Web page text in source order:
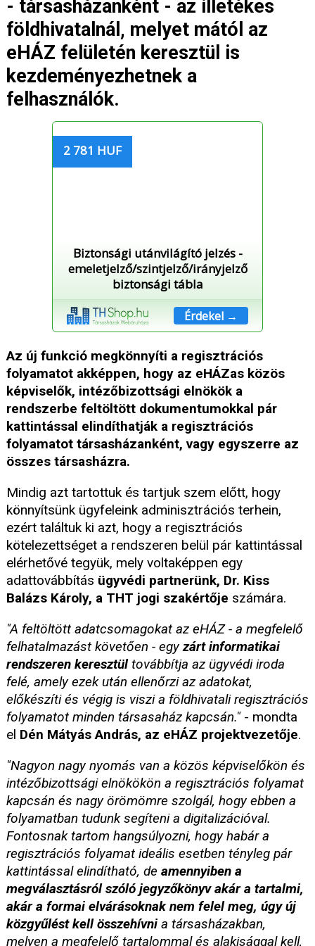
- társasházanként - az illetékes
földhivatalnál, melyet mától az
eHÁZ felületén keresztül is
kezdeményezhetnek a
felhasználók.
2 781 HUF
Biztonsági utánvilágító jelzés -
emeletjelző/szintjelző/irányjelző
biztonsági tábla
Érdekel →
Az új funkció megkönnyíti a regisztrációs
folyamatot akképpen, hogy az eHÁZas közös
képviselők, intézőbizottsági elnökök a
rendszerbe feltöltött dokumentumokkal pár
kattintással elindíthatják a regisztrációs
folyamatot társasházanként, vagy egyszerre az
összes társasházra.
Mindig azt tartottuk és tartjuk szem előtt, hogy
könnyítsünk ügyfeleink adminisztrációs terhein,
ezért találtuk ki azt, hogy a regisztrációs
kötelezettséget a rendszeren belül pár kattintással
elérhetővé tegyük, mely voltaképpen egy
adattovábbítás ügyvédi partnerünk, Dr. Kiss
Balázs Károly, a THT jogi szakértője számára.
"A feltöltött adatcsomagokat az eHÁZ - a megfelelő
felhatalmazást követően - egyzárt informatikai
rendszeren keresztültovábbítja az ügyvédi iroda
felé, amely ezek után ellenőrzi az adatokat,
előkészíti és végig is viszi a földhivatali regisztrációs
folyamatot minden társasaház kapcsán."- mondta
el Dén Mátyás András, az eHÁZ projektvezetője.
"Nagyon nagy nyomás van a közös képviselőkön és
intézőbizottsági elnökökön a regisztrációs folyamat
kapcsán és nagy örömömre szolgál, hogy ebben a
folyamatban tudunk segíteni a digitalizációval.
Fontosnak tartom hangsúlyozni, hogy habár a
regisztrációs folyamat ideális esetben tényleg pár
kattintással elindítható, de amennyiben a
megválasztásról szóló jegyzőkönyv akár a tartalmi,
akár a formai elvárásoknak nem felel meg, úgy új
közgyűlést kell összehívni a társasházakban,
melyen a megfelelő tartalommal és alakisággal kell,